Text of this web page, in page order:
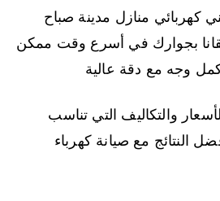
كهربائي منازل مدينة صباح
66409555 تلقانا بجوارك في أسرع وقت ممكن
وجه مع دقة عالية
والتكاليف التي تناسب
النتائج مع صيانة كهرباء